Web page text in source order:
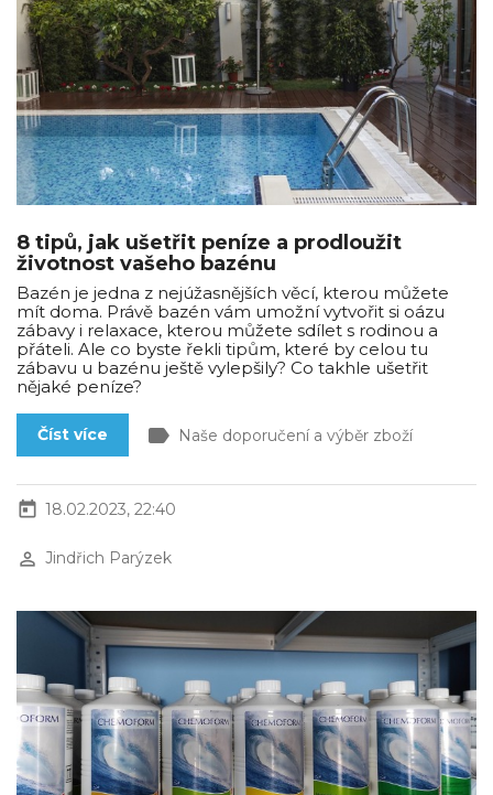
8 tipů, jak ušetřit peníze a prodloužit
životnost vašeho bazénu
Bazén je jedna z nejúžasnějších věcí, kterou můžete
mít doma. Právě bazén vám umožní vytvořit si oázu
zábavy i relaxace, kterou můžete sdílet s rodinou a
přáteli. Ale co byste řekli tipům, které by celou tu
zábavu u bazénu ještě vylepšily? Co takhle ušetřit
nějaké peníze?
Číst více label Naše doporučení a výběr zboží
today 18.02.2023, 22:40
perm_identity Jindřich Parýzek